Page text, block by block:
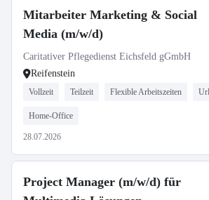
Mitarbeiter Marketing & Social
Media (m/w/d)
Caritativer Pflegedienst Eichsfeld gGmbH
Reifenstein
Vollzeit Teilzeit Flexible Arbeitszeiten
Home-Office
28.07.2026
Project Manager (m/w/d) für